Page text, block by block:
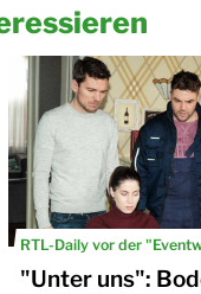
RTL-Daily vor der
"Unter uns":